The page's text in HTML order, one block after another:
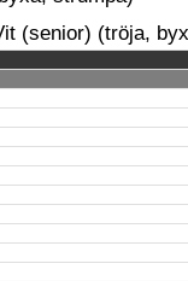
(senior) (tröja,